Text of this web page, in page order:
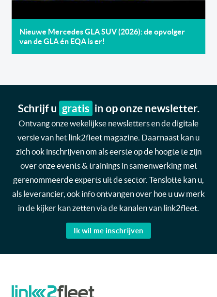
Nieuwe Mercedes GLA SUV (2026): de opvolger
van de GLA én EQA is er!
Schrijf u gratis in op onze newsletter.
Ontvang onze wekelijkse newsletters en de digitale
versie van het link2fleet magazine. Daarnaast kan u
zich ook inschrijven om als eerste op de hoogte te zijn
over onze events & trainings in samenwerking met
gerenommeerde experts uit de sector. Tenslotte kan u,
als leverancier, ook info ontvangen over hoe u uw merk
in de kijker kan zetten via de kanalen van link2fleet.
Ik wil me inschrijven